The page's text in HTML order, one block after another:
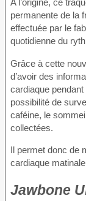
A l’origine, ce
permanente de la
effectuée par le
quotidienne du
Grâce à cette
d’avoir des
cardiaque
possibilité de
caféine, le
collectées.
Il permet donc de
cardiaque
Jawbone